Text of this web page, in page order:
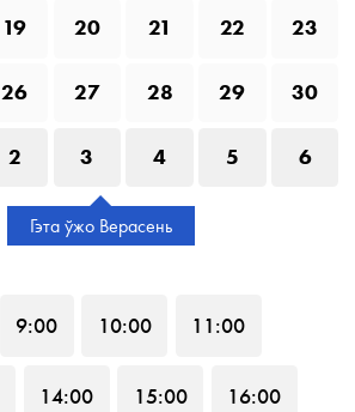
19 20 21 22 23
26 27 28 29 30
2 3 4 5 6
Гэта ўжо Верасень
9:00 10:00 11:00
14:00 15:00 16:00